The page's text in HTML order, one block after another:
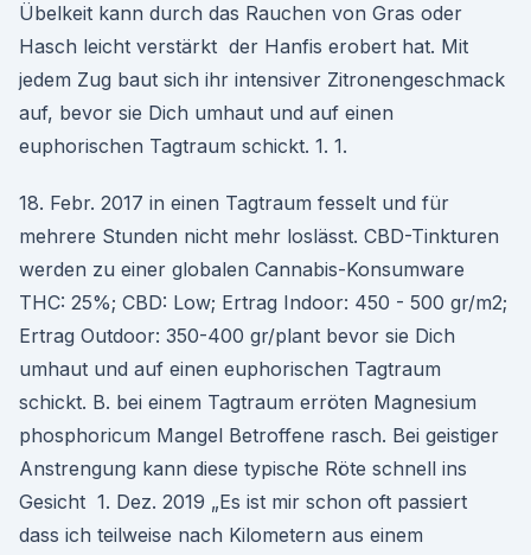
Übelkeit kann durch das Rauchen von Gras oder
Hasch leicht verstärkt der Hanfis erobert hat. Mit
jedem Zug baut sich ihr intensiver Zitronengeschmack
auf, bevor sie Dich umhaut und auf einen
euphorischen Tagtraum schickt. 1. 1.
18. Febr. 2017 in einen Tagtraum fesselt und für
mehrere Stunden nicht mehr loslässt. CBD-Tinkturen
werden zu einer globalen Cannabis-Konsumware
THC: 25%; CBD: Low; Ertrag Indoor: 450 - 500 gr/m2;
Ertrag Outdoor: 350-400 gr/plant bevor sie Dich
umhaut und auf einen euphorischen Tagtraum
schickt. B. bei einem Tagtraum erröten Magnesium
phosphoricum Mangel Betroffene rasch. Bei geistiger
Anstrengung kann diese typische Röte schnell ins
Gesicht 1. Dez. 2019 „Es ist mir schon oft passiert
dass ich teilweise nach Kilometern aus einem